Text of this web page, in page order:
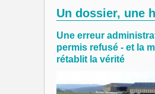
Un dossier, une
Une erreur
permis refusé - et la
rétablit la vérité